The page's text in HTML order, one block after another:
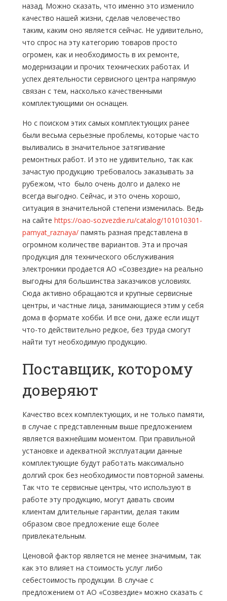
назад. Можно сказать, что именно это изменило
качество нашей жизни, сделав человечество
таким, каким оно является сейчас. Не удивительно,
что спрос на эту категорию товаров просто
огромен, как и необходимость в их ремонте,
модернизации и прочих технических работах. И
успех деятельности сервисного центра напрямую
связан с тем, насколько качественными
комплектующими он оснащен.
Но с поиском этих самых комплектующих ранее
были весьма серьезные проблемы, которые часто
выливались в значительное затягивание
ремонтных работ. И это не удивительно, так как
зачастую продукцию требовалось заказывать за
рубежом, что было очень долго и далеко не
всегда выгодно. Сейчас, и это очень хорошо,
ситуация в значительной степени изменилась. Ведь
на сайте https://oao-sozvezdie.ru/catalog/101010301-
pamyat_raznaya/ память разная представлена в
огромном количестве вариантов. Эта и прочая
продукция для технического обслуживания
электроники продается АО «Созвездие» на реально
выгодны для большинства заказчиков условиях.
Сюда активно обращаются и крупные сервисные
центры, и частные лица, занимающиеся этим у себя
дома в формате хобби. И все они, даже если ищут
что-то действительно редкое, без труда смогут
найти тут необходимую продукцию.
Поставщик, которому
доверяют
Качество всех комплектующих, и не только памяти,
в случае с представленным выше предложением
является важнейшим моментом. При правильной
установке и адекватной эксплуатации данные
комплектующие будут работать максимально
долгий срок без необходимости повторной замены.
Так что те сервисные центры, что используют в
работе эту продукцию, могут давать своим
клиентам длительные гарантии, делая таким
образом свое предложение еще более
привлекательным.
Ценовой фактор является не менее значимым, так
как это влияет на стоимость услуг либо
себестоимость продукции. В случае с
предложением от АО «Созвездие» можно сказать с